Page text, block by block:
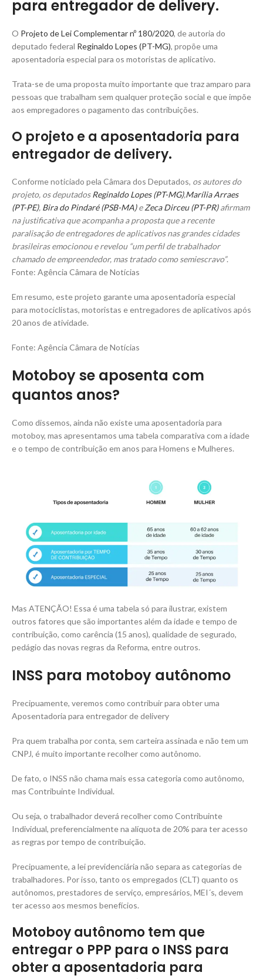
para entregador de delivery.
O Projeto de Lei Complementar nº 180/2020, de autoria do
deputado federal Reginaldo Lopes (PT-MG), propõe uma
aposentadoria especial para os motoristas de aplicativo.
Trata-se de uma proposta muito importante que traz amparo para
pessoas que trabalham sem qualquer proteção social e que impõe
aos empregadores o pagamento das contribuições.
O projeto e a aposentadoria para
entregador de delivery.
Conforme noticiado pela Câmara dos Deputados, os autores do
projeto, os deputadosReginaldo Lopes (PT-MG),Marília Arraes
(PT-PE), Bira do Pindaré (PSB-MA)eZeca Dirceu (PT-PR)afirmam
na justificativa que acompanha a proposta que a recente
paralisação de entregadores de aplicativos nas grandes cidades
brasileiras emocionou e revelou “um perfil de trabalhador
chamado de empreendedor, mas tratado como semiescravo”.
Fonte: Agência Câmara de Notícias
Em resumo, este projeto garante uma aposentadoria especial
para motociclistas, motoristas e entregadores de aplicativos após
20 anos de atividade.
Fonte: Agência Câmara de Notícias
Motoboy se aposenta com
quantos anos?
Como dissemos, ainda não existe uma aposentadoria para
motoboy, mas apresentamos uma tabela comparativa com a idade
e o tempo de contribuição em anos para Homens e Mulheres.
Mas ATENÇÃO! Essa é uma tabela só para ilustrar, existem
outros fatores que são importantes além da idade e tempo de
contribuição, como carência (15 anos), qualidade de segurado,
pedágio das novas regras da Reforma, entre outros.
INSS para motoboy autônomo
Precipuamente, veremos como contribuir para obter uma
Aposentadoria para entregador de delivery
Pra quem trabalha por conta, sem carteira assinada e não tem um
CNPJ, é muito importante recolher como autônomo.
De fato, o INSS não chama mais essa categoria como autônomo,
mas Contribuinte Individual.
Ou seja, o trabalhador deverá recolher como Contribuinte
Individual, preferencialmente na alíquota de 20% para ter acesso
as regras por tempo de contribuição.
Precipuamente, a lei previdenciária não separa as categorias de
trabalhadores. Por isso, tanto os empregados (CLT) quanto os
autônomos, prestadores de serviço, empresários, MEI´s, devem
ter acesso aos mesmos benefícios.
Motoboy autônomo tem que
entregar o PPP para o INSS para
obter a aposentadoria para